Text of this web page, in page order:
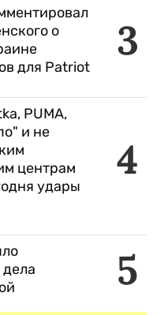
3
о
для Patriot
4
PUMA,
и не
центрам
удары
5